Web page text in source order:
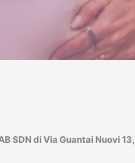
SDN di Via Guantai Nuovi